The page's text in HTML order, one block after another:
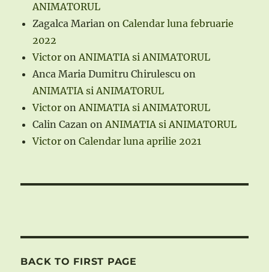
ANIMATORUL
Zagalca Marian onCalendar luna februarie
2022
Victor onANIMATIA si ANIMATORUL
Anca Maria Dumitru Chirulescu on
ANIMATIA si ANIMATORUL
Victor onANIMATIA si ANIMATORUL
Calin Cazan onANIMATIA si ANIMATORUL
Victor onCalendar luna aprilie 2021
BACK TO FIRST PAGE